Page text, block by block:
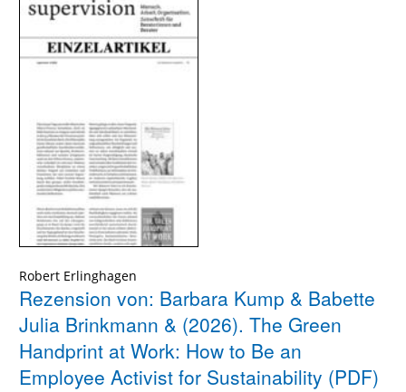
Robert Erlinghagen
Rezension von: Barbara Kump & Babette
Julia Brinkmann & (2026). The Green
Handprint at Work: How to Be an
Employee Activist for Sustainability (PDF)